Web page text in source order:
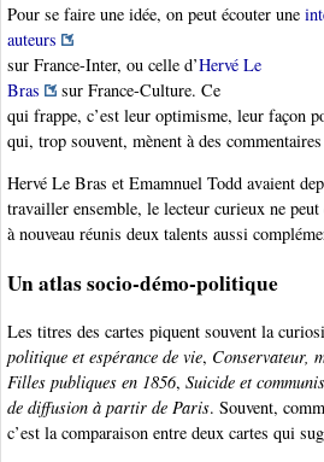
Pour se faire une idée, on peut écouter une
auteurs
sur France-Inter, ou celle d’Hervé Le
Bras
sur France-Culture. Ce
qui frappe, c’est leur optimisme, leur façon
qui, trop souvent, mènent à des
Hervé Le Bras et Emamnuel Todd avaient
travailler ensemble, le lecteur curieux ne
à nouveau réunis deux talents aussi
Un atlas socio-démo-politique
Les titres des cartes piquent souvent la
politique et espérance de vie, Conservateur,
Filles publiques en 1856, Suicide et
de diffusion à partir de Paris. Souvent,
c’est la comparaison entre deux cartes qui